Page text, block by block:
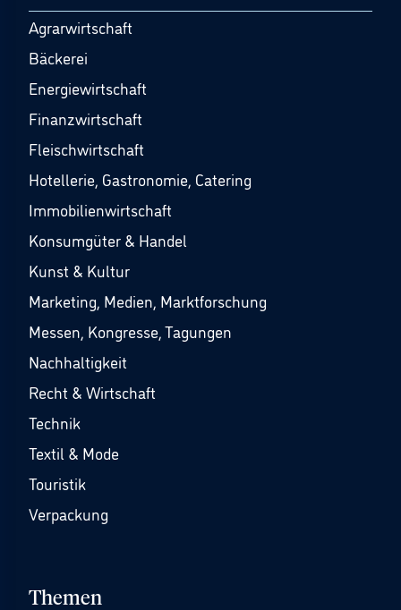
Agrarwirtschaft
Bäckerei
Energiewirtschaft
Finanzwirtschaft
Fleischwirtschaft
Hotellerie, Gastronomie, Catering
Immobilienwirtschaft
Konsumgüter & Handel
Kunst & Kultur
Marketing, Medien, Marktforschung
Messen, Kongresse, Tagungen
Nachhaltigkeit
Recht & Wirtschaft
Technik
Textil & Mode
Touristik
Verpackung
Themen